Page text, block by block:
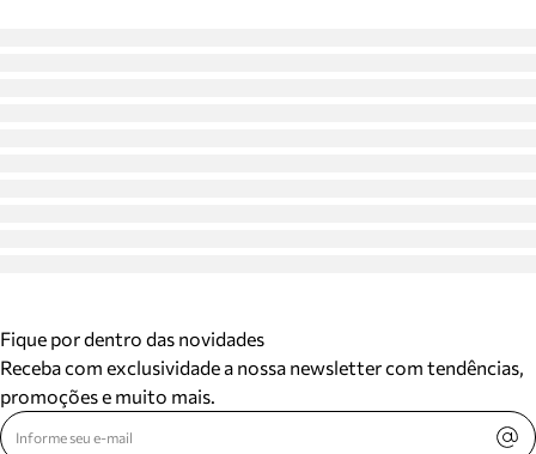
Fique por dentro das novidades
Receba com exclusividade a nossa newsletter com tendências,
promoções e muito mais.